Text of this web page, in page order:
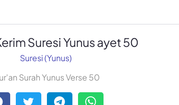
Suresi Yunus ayet 50
Suresi (Yunus)
Surah Yunus Verse 50